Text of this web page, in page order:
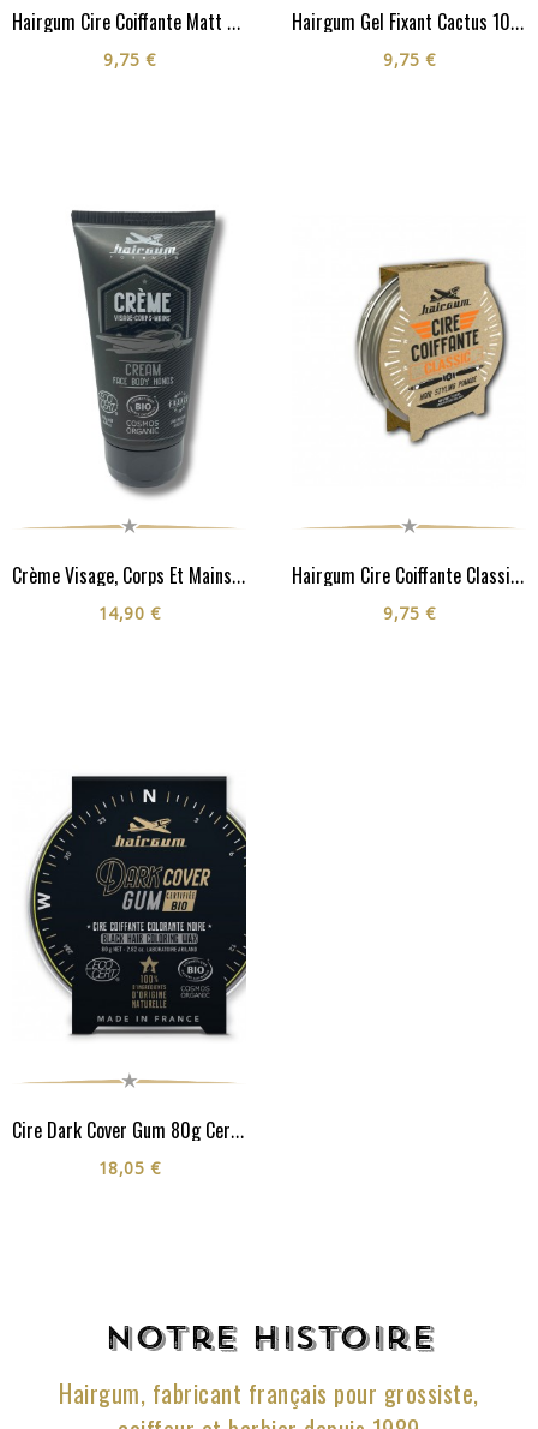
Hairgum Cire Coiffante Matt 40G
9,75 €
Hairgum Gel Fixant Cactus 100G
9,75 €
Crème Visage, Corps Et Mains - Cosmos Organic**
14,90 €
Hairgum Cire Coiffante Classic 40G
9,75 €
Cire Dark Cover Gum 80g Certifiée Cosmos Organic**
18,05 €
Notre histoire
Hairgum, fabricant français pour grossiste,